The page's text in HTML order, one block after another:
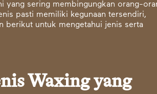
yang sering membingungkan orang-
pasti memiliki kegunaan tersendiri,
berikut untuk mengetahui jenis serta
Waxing yang